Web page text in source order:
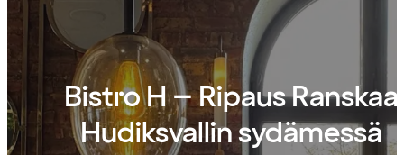
Bistro H – Ripaus Ranskaa
Hudiksvallin sydämessä